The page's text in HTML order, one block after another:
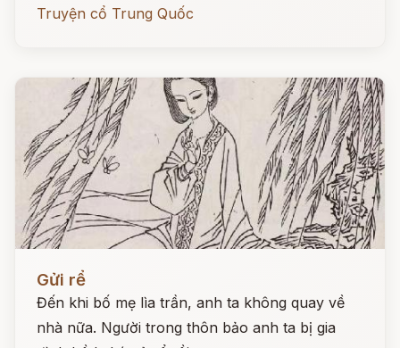
Truyện cổ Trung Quốc
Gửi rể
Đến khi bố mẹ lìa trần, anh ta không quay về
nhà nữa. Người trong thôn bảo anh ta bị gia